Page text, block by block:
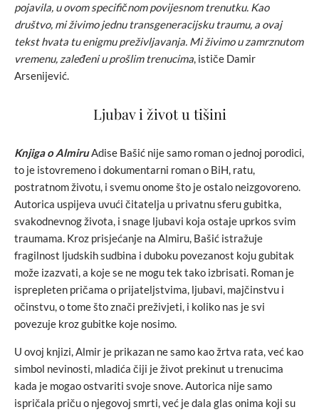
pojavila, u ovom specifičnom povijesnom trenutku. Kao
društvo, mi živimo jednu transgeneracijsku traumu, a ovaj
tekst hvata tu enigmu preživljavanja. Mi živimo u zamrznutom
vremenu, zaleđeni u prošlim trenucima, ističe Damir
Arsenijević.
Ljubav i život u tišini
Knjiga o AlmiruAdise Bašić nije samo roman o jednoj porodici,
to je istovremeno i dokumentarni roman o BiH, ratu,
postratnom životu, i svemu onome što je ostalo neizgovoreno.
Autorica uspijeva uvući čitatelja u privatnu sferu gubitka,
svakodnevnog života, i snage ljubavi koja ostaje uprkos svim
traumama. Kroz prisjećanje na Almiru, Bašić istražuje
fragilnost ljudskih sudbina i duboku povezanost koju gubitak
može izazvati, a koje se ne mogu tek tako izbrisati. Roman je
isprepleten pričama o prijateljstvima, ljubavi, majčinstvu i
očinstvu, o tome što znači preživjeti, i koliko nas je svi
povezuje kroz gubitke koje nosimo.
U ovoj knjizi, Almir je prikazan ne samo kao žrtva rata, već kao
simbol nevinosti, mladića čiji je život prekinut u trenucima
kada je mogao ostvariti svoje snove. Autorica nije samo
ispričala priču o njegovoj smrti, već je dala glas onima koji su